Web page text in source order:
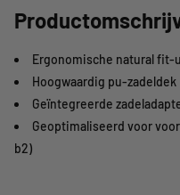
Ergonomische natural fit-
Hoogwaardig pu-zadeldek
Geïntegreerde
Geoptimaliseerd voor
b2)